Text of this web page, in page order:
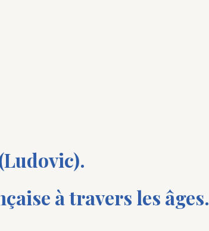
à travers les âges.